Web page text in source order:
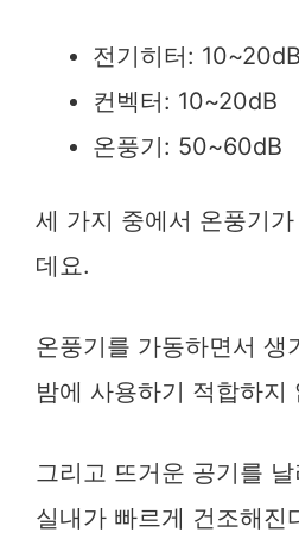
전기히터: 10~20dB
컨벡터: 10~20dB
온풍기: 50~60dB
세 가지 중에서 온풍기
데요.
온풍기를 가동하면서 생
밤에 사용하기 적합하지
그리고 뜨거운 공기를
실내가 빠르게 건조해진